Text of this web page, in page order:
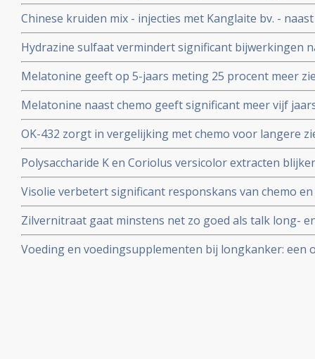
Chinese kruiden mix - injecties met Kanglaite bv. -
tweejaars en driejaars overlevingscijfers en
chemo bij niet-klein-cellige longkanker
Hydrazine sulfaat vermindert significant bijwerkingen
significant mediane levensduur met 40 procent bij niet-
longkankerpatiënten aldus gerandomiseerde studie
Melatonine geeft op 5-jaars meting 25 procent meer
patienten met operabele niet-kleincellige longkanker
placebo copy 1
Melatonine naast chemo geeft significant meer vijf
en betere kwaliteit van leven dan alleen een
OK-432 zorgt in vergelijking met chemo voor langere
overleving bij niet vooaf behandelde longkanker met
Polysaccharide K en Coriolus versicolor extracten
aanvullend op andere behandelingen voor
Visolie verbetert significant responskans van chemo
significant mediaan langere overleving bij niet-klein-
Zilvernitraat gaat minstens net zo goed als talk long-
ontstekingen/vocht) tegen. Talk is al superieur aan de
zilvernitraat nog effectiever dan talk.
Voeding en voedingsupplementen bij longkanker: een